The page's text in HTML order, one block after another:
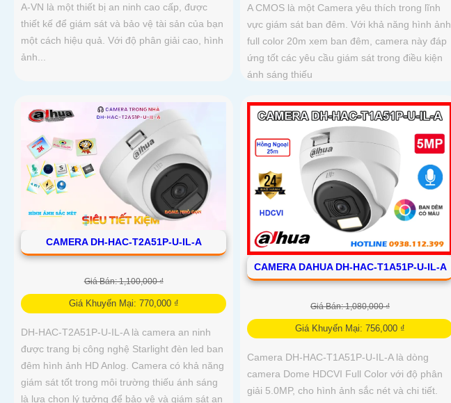
A-VN là một thiết bị an ninh cao cấp, được
thiết kế để giám sát và bảo vệ tài sản của bạn
một cách hiệu quả. Với độ phân giải cao, hình
ảnh...
A CMOS là một Camera yêu thích trong lĩnh
vực giám sát ban đêm. Với khả năng hình ảnh
full color 20m xem ban đêm, camera này đáp
ứng tốt các yêu cầu giám sát trong điều kiện
ánh sáng thiếu
CAMERA DH-HAC-T2A51P-U-IL-A
Giá Bán: 1,100,000 ₫
Giá Khuyến Mại: 770,000 ₫
DH-HAC-T2A51P-U-IL-A là camera an ninh
được trang bị công nghệ Starlight đèn led ban
đêm hình ảnh HD Anlog. Camera có khả năng
giám sát tốt trong môi trường thiếu ánh sáng
là lựa chọn lý tưởng để bảo vệ và giám sát an
CAMERA DAHUA DH-HAC-T1A51P-U-IL-A
Giá Bán: 1,080,000 ₫
Giá Khuyến Mại: 756,000 ₫
Camera DH-HAC-T1A51P-U-IL-A là dòng
camera Dome HDCVI Full Color với độ phân
giải 5.0MP, cho hình ảnh sắc nét và chi tiết.